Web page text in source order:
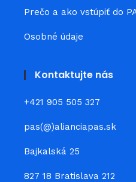
Prečo a ako vstúpiť do
Osobné údaje
Kontaktujte nás
+421 905 505 327
pas(@)alianciapas.sk
Bajkalská 25
827 18 Bratislava 212